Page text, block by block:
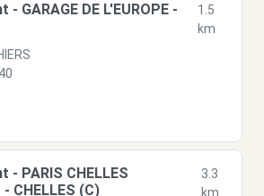
- GARAGE DE L'EUROPE -
1.5
km
- PARIS CHELLES
CHELLES (C)
3.3
km